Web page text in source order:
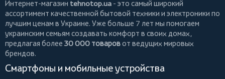
Интернет-магазин tehnotop.ua - это самый широкий
ассортимент качественной бытовой техники и электроники по
лучшим ценам в Украине. Уже больше 7 лет мы помогаем
украинским семьям создавать комфорт в своих домах,
предлагая более 30 000 товаровот ведущих мировых
брендов.
Смартфоны и мобильные устройства